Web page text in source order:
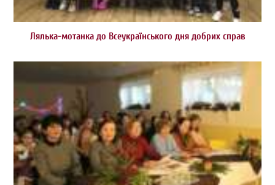
Лялька-мотанка до Всеукраїнського дня добрих справ